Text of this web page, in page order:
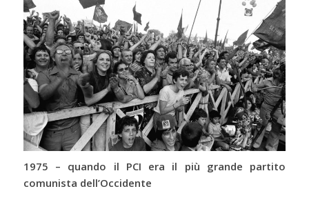
1975 – quando il PCI era il più grande partito
comunista dell’Occidente